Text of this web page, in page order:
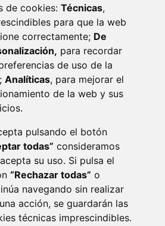
de cookies: Técnicas,
para que la web
correctamente; De
para recordar
de uso de la
Analíticas, para mejorar el
de la web y sus
pulsando el botón
todas” consideramos
su uso. Si pulsa el
“Rechazar todas” o
navegando sin realizar
acción, se guardarán las
técnicas imprescindibles.
MONZÓN - ARAGÓN (ESPAÑA)
974 400 700 ·
monzon.es
LEGAL
DE DATOS
DE COOKIES
ENLACE EXTERNO AL